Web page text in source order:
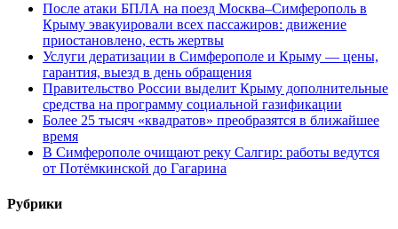
После атаки БПЛА на поезд Москва–Симферополь в
Крыму эвакуировали всех пассажиров: движение
приостановлено, есть жертвы
Услуги дератизации в Симферополе и Крыму — цены,
гарантия, выезд в день обращения
Правительство России выделит Крыму дополнительные
средства на программу социальной газификации
Более 25 тысяч «квадратов» преобразятся в ближайшее
время
В Симферополе очищают реку Салгир: работы ведутся
от Потёмкинской до Гагарина
Рубрики